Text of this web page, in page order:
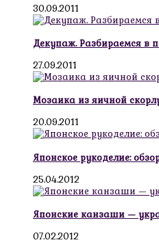
30.09.2011
Декупаж. Разбираемся в
27.09.2011
Мозаика из яичной
20.09.2011
Японское рукоделие:
25.04.2012
Японские канзаши —
07.02.2012